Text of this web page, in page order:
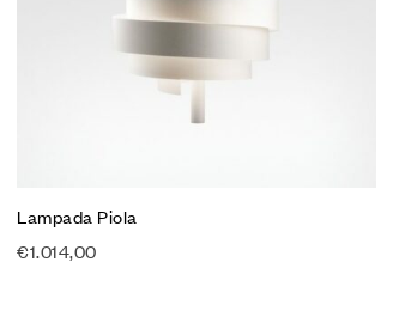
Lampada Piola
€1.014,00